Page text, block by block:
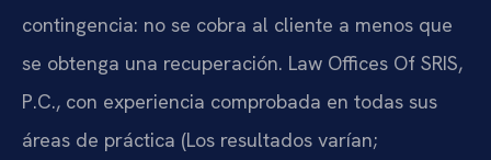
contingencia: no se cobra al cliente a menos que
se obtenga una recuperación. Law Offices Of SRIS,
P.C., con experiencia comprobada en todas sus
áreas de práctica (Los resultados varían;